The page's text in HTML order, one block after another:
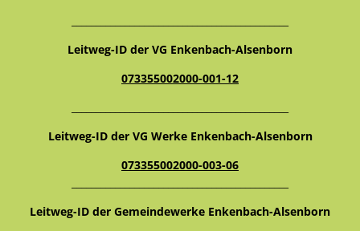
Leitweg-ID der VG Enkenbach-Alsenborn
073355002000-001-12
Leitweg-ID der VG Werke Enkenbach-Alsenborn
073355002000-003-06
Leitweg-ID der Gemeindewerke Enkenbach-Alsenborn